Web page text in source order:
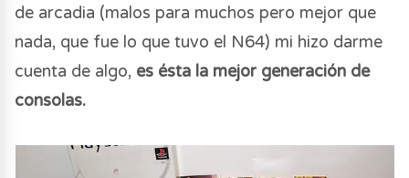
de arcadia (malos para muchos pero mejor que
nada, que fue lo que tuvo el N64) mi hizo darme
cuenta de algo, es ésta la mejor generación de
consolas.